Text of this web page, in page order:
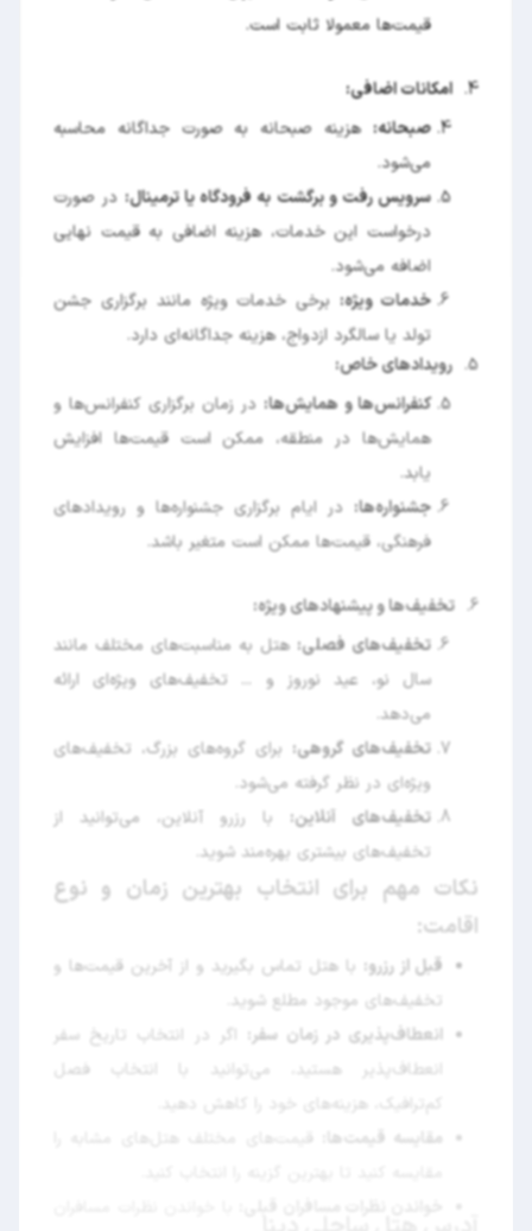
قیمت‌ها معمولا ثابت است.
4.
امکانات اضافی:
صبحانه: هزینه صبحانه به صورت جداگانه محاسبه
می‌شود.
سرویس رفت و برگشت به فرودگاه یا ترمینال: در صورت
درخواست این خدمات، هزینه اضافی به قیمت نهایی
اضافه می‌شود.
خدمات ویژه: برخی خدمات ویژه مانند برگزاری جشن
تولد یا سالگرد ازدواج، هزینه جداگانه‌ای دارد.
5.
رویدادهای خاص:
کنفرانس‌ها و همایش‌ها: در زمان برگزاری کنفرانس‌ها و
همایش‌ها در منطقه، ممکن است قیمت‌ها افزایش
یابد.
جشنواره‌ها: در ایام برگزاری جشنواره‌ها و رویدادهای
فرهنگی، قیمت‌ها ممکن است متغیر باشد.
6.
تخفیف‌ها و پیشنهادهای ویژه:
تخفیف‌های فصلی: هتل به مناسبت‌های مختلف مانند
سال نو، عید نوروز و ... تخفیف‌های ویژه‌ای ارائه
می‌دهد.
تخفیف‌های گروهی: برای گروه‌های بزرگ، تخفیف‌های
ویژه‌ای در نظر گرفته می‌شود.
تخفیف‌های آنلاین: با رزرو آنلاین، می‌توانید از
تخفیف‌های بیشتری بهره‌مند شوید.
نکات مهم برای انتخاب بهترین زمان و نوع
اقامت:
قبل از رزرو:
با هتل تماس بگیرید و از آخرین قیمت‌ها و
تخفیف‌های موجود مطلع شوید.
انعطاف‌پذیری در زمان سفر:
اگر در انتخاب تاریخ سفر
انعطاف‌پذیر هستید، می‌توانید با انتخاب فصل
کم‌ترافیک، هزینه‌های خود را کاهش دهید.
مقایسه قیمت‌ها:
قیمت‌های مختلف هتل‌های مشابه را
خواندن نظرات مسافران قبلی: